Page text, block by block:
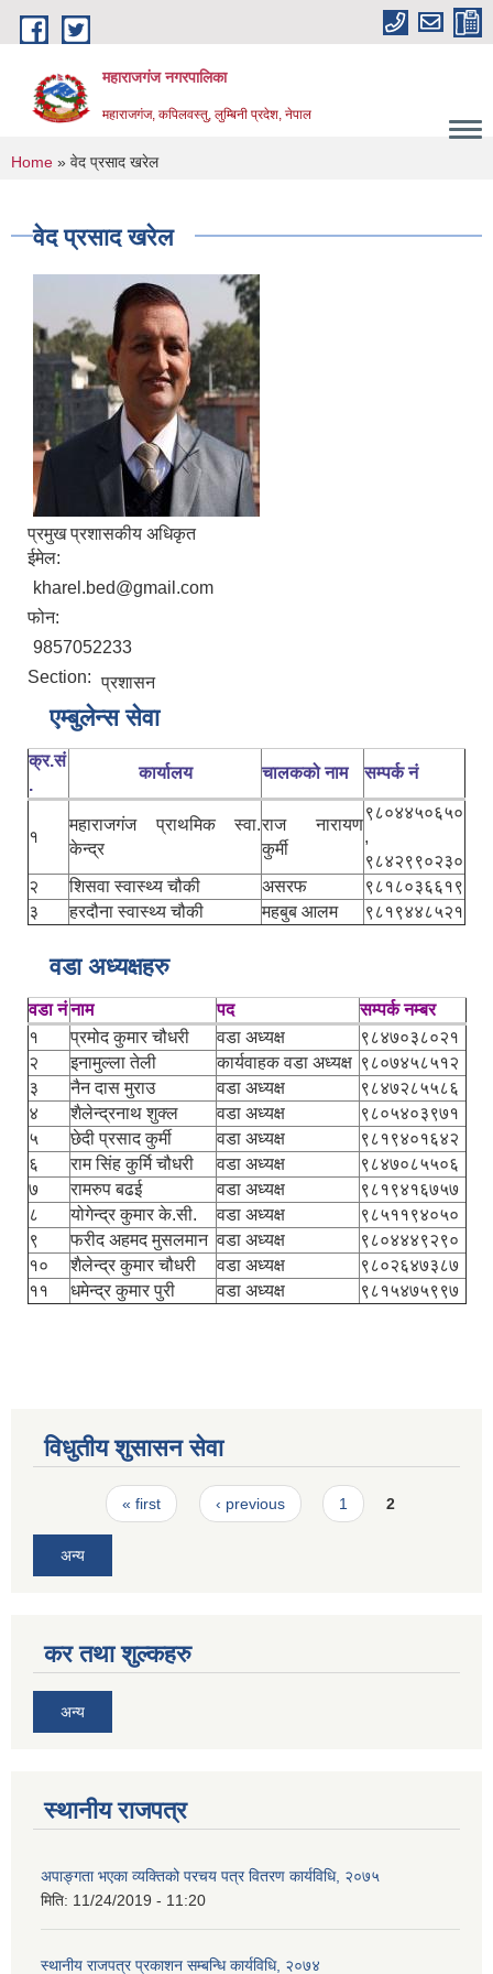
Skip to main content
महाराजगंज नगरपालिका
महाराजगंज, कपिलवस्तु, लुम्बिनी प्रदेश, नेपाल
You are here
Home » वेद प्रसाद खरेल
वेद प्रसाद खरेल
प्रमुख प्रशासकीय अधिकृत
ईमेल:
kharel.bed@gmail.com
फोन:
9857052233
Section: प्रशासन
एम्बुलेन्स सेवा
क्र.सं
.
कार्यालय चालकको नाम सम्पर्क नं
१
महाराजगंज प्राथमिक स्वा.
केन्द्र
राज नारायण
कुर्मी
९८०४४५०६५०
,
९८४२९९०२३०
२
शिसवा स्वास्थ्य चौकी असरफ
९८१८०३६६१९
३
हरदौना स्वास्थ्य चौकी महबुब आलम ९८१९४४८५२१
वडा अध्यक्षहरु
वडा नंनाम पद
सम्पर्क नम्बर
१
प्रमोद कुमार चौधरी वडा अध्यक्ष
९८४७०३८०२१
२
इनामुल्ला तेली कार्यवाहक वडा अध्यक्ष ९८०७४५८५१२
३
नैन दास मुराउ वडा अध्यक्ष
९८४७२८५५८६
४
शैलेन्द्रनाथ शुक्ल वडा अध्यक्ष
९८०५४०३९७१
५
छेदी प्रसाद कुर्मी वडा अध्यक्ष
९८१९४०१६४२
६
राम सिंह कुर्मि चौधरी वडा अध्यक्ष
९८४७०८५५०६
७
रामरुप बढई वडा अध्यक्ष
९८१९४१६७५७
८
योगेन्द्र कुमार के.सी. वडा अध्यक्ष
९८५११९४०५०
९
फरीद अहमद मुसलमान वडा अध्यक्ष
९८०४४४९२९०
१०
शैलेन्द्र कुमार चौधरी वडा अध्यक्ष
९८०२६४७३८७
११
धमेन्द्र कुमार पुरी वडा अध्यक्ष ९८१५४७५९९७
विधुतीय शुसासन सेवा
Pages« first ‹ previous 1 2
अन्य
कर तथा शुल्कहरु
अन्य
स्थानीय राजपत्र
अपाङ्गता भएका व्यक्तिको परचय पत्र वितरण कार्यविधि, २०७५
मिति: 11/24/2019 - 11:20
स्थानीय राजपत्र प्रकाशन सम्बन्धि कार्यविधि, २०७४